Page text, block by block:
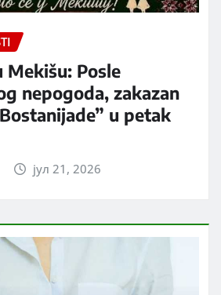
Mekišu: Posle
nepogoda, zakazan
u petak
јул 21, 2026